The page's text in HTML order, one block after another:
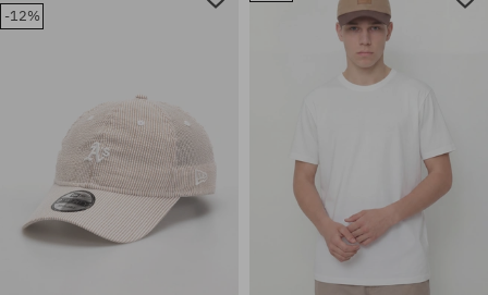
mărime universală mărime universală
-12%